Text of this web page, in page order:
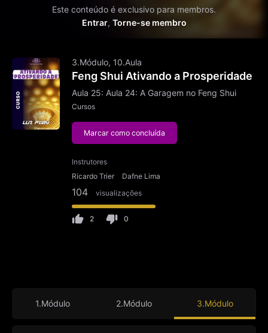
Este conteúdo é exclusivo para membros.
Entrar, Torne-se membro
3.Módulo, 10.Aula
Feng Shui Ativando a Prosperidade
Aula 25: Aula 24: A Garagem no Feng Shui
Cursos
Marcar como concluída
Instrutores
Ricardo Trier
Dafne Lima
104 visualizações
2 0
1.Módulo 2.Módulo 3.Módulo